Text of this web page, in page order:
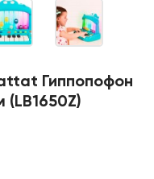
Гиппопофон
(LB1650Z)